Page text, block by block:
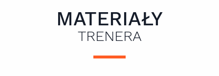
MATERIAŁY
TRENERA